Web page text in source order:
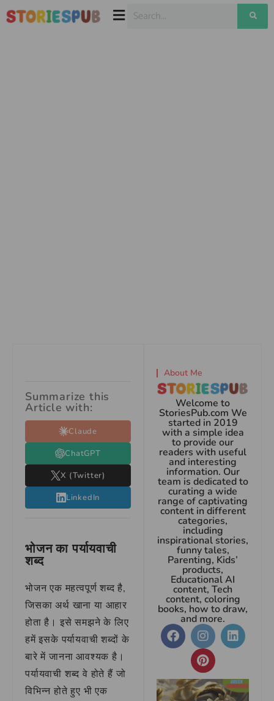
Summarize this
Article with:
Claude
ChatGPT
X (Twitter)
LinkedIn
भोजन का पर्यायवाची
शब्द
भोजन एक महत्वपूर्ण शब्द है,
जिसका अर्थ खाना या आहार
होता है। इसे समझने के लिए
हमें इसके पर्यायवाची शब्दों के
बारे में जानना आवश्यक है।
पर्यायवाची शब्द वे होते हैं जो
विभिन्न होते हुए भी एक
About Me
Welcome to
StoriesPub.com We
started in 2019
with a simple idea
to provide our
readers with useful
and interesting
information. Our
team is dedicated to
curating a wide
range of captivating
content in different
categories,
including
inspirational stories,
funny tales,
Parenting, Kids’
products,
Educational AI
content, Tech
content, coloring
books, how to draw,
and more.